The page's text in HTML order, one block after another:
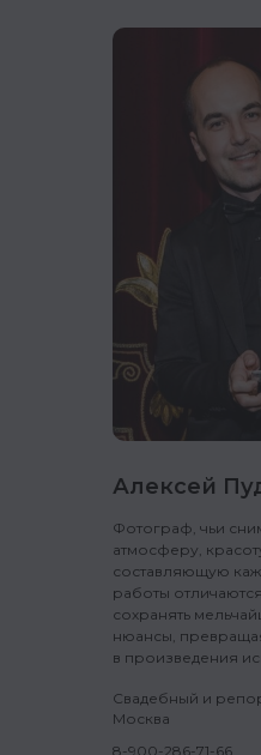
Алексей
Фотограф, чьи
атмосферу,
составляющую
работы
сохранять
нюансы,
в произведения
Свадебный и
Москва
8-900-286-71-66
Условия участия(Для
Лицензионный договор (Для
«Ивентур Гайд»)
посетителей сайта)
площадок, которые хотят
Информация на сайте
исключительно для лиц,
запрещенную для
детей, однако материалы
предназначены для просмотра
несовершеннолетними.